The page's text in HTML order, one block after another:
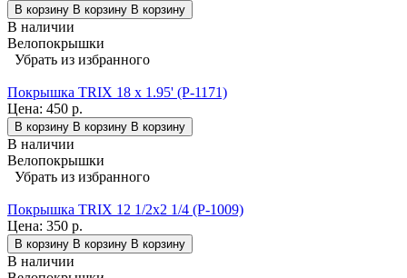
В корзину В корзину В корзину
В наличии
Велопокрышки
Убрать из избранного
Покрышка TRIX 18 x 1.95' (P-1171)
Цена: 450 р.
В корзину В корзину В корзину
В наличии
Велопокрышки
Убрать из избранного
Покрышка TRIX 12 1/2x2 1/4 (P-1009)
Цена: 350 р.
В корзину В корзину В корзину
В наличии